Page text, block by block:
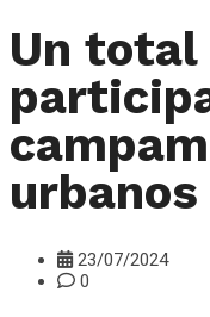
Un total
23/07/2024
0